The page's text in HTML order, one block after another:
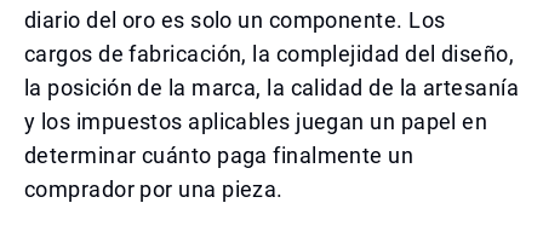
diario del oro es solo un componente. Los
cargos de fabricación, la complejidad del diseño,
la posición de la marca, la calidad de la artesanía
y los impuestos aplicables juegan un papel en
determinar cuánto paga finalmente un
comprador por una pieza.